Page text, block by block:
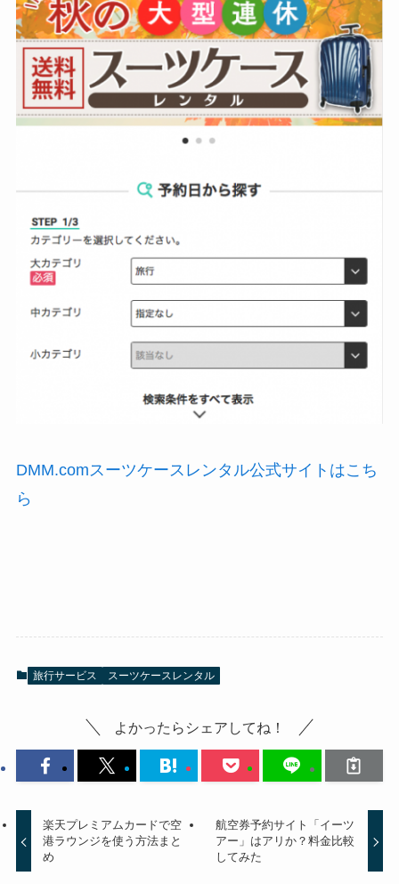
DMM.comスーツケースレンタル公式サイトはこち
ら
旅行サービス スーツケースレンタル
よかったらシェアしてね！
楽天プレミアムカードで空
港ラウンジを使う方法まと
め
航空券予約サイト「イーツ
アー」はアリか？料金比較
してみた